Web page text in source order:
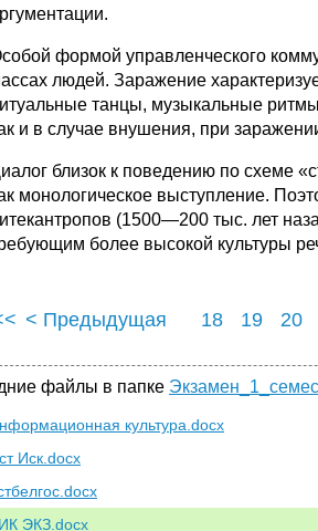
формой управленческого
людей. Заражение
танцы, музыкальные
и в случае внушения, при
близок к поведению по схеме
монологическое выступление.
(1500—200 тыс. лет
более высокой куль­туры
< Предыдущая 18 19 20
файлы в папке
культура.docx
Иск.docx
ЭКЗ.docx